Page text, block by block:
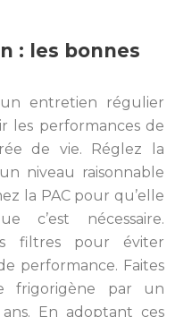
: les bonnes
entretien régulier
les performances de
de vie. Réglez la
niveau raisonnable
la PAC pour qu’elle
c’est nécessaire.
filtres pour éviter
performance. Faites
frigorigène par un
En adoptant ces